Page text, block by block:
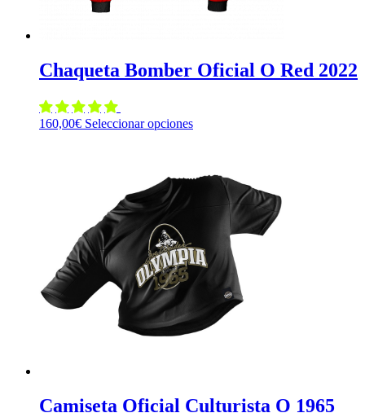
Chaqueta Bomber Oficial O Red 2022
160,00€ Seleccionar opcionesEste
variantes.
opciones
elegir
en
la
página
producto
Camiseta Oficial Culturista O 1965